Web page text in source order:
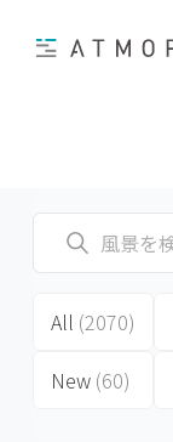
All (2070)
New (60)